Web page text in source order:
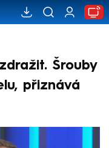
Šrouby
přiznává